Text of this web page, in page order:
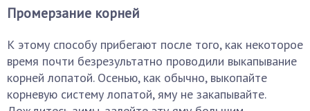
Промерзание корней
К этому способу прибегают после того, как некоторое
время почти безрезультатно проводили выкапывание
корней лопатой. Осенью, как обычно, выкопайте
корневую систему лопатой, яму не закапывайте.